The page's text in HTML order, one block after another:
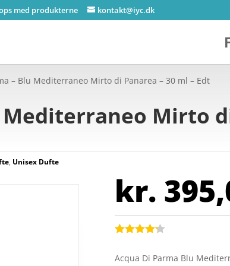
med produkterne kontakt@iyc.dk
– Blu Mediterraneo Mirto di Panarea – 30 ml – Edt
Mirto
, Unisex Dufte
kr.
ud af 5
Acqua Di Parma Blu